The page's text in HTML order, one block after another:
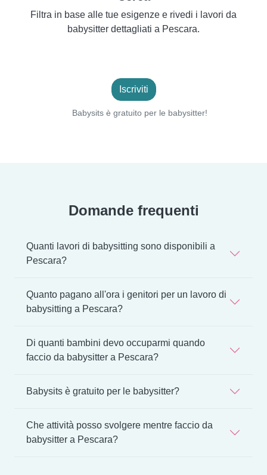
Filtra in base alle tue esigenze e rivedi i lavori da
babysitter dettagliati a Pescara.
Iscriviti
Babysits è gratuito per le babysitter!
Domande frequenti
Quanti lavori di babysitting sono disponibili a
Pescara?
Quanto pagano all'ora i genitori per un lavoro di
babysitting a Pescara?
Di quanti bambini devo occuparmi quando
faccio da babysitter a Pescara?
Babysits è gratuito per le babysitter?
Che attività posso svolgere mentre faccio da
babysitter a Pescara?